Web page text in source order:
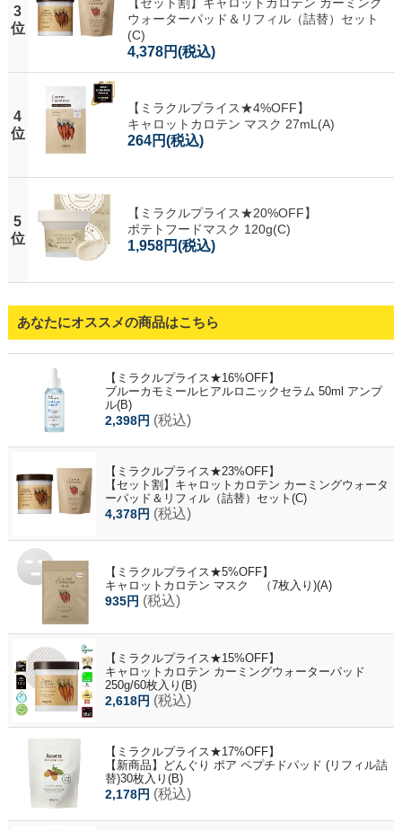
3
位
ウォーターパッド＆リフィル（詰替）セット
(C)
4,378円(税込)
4
位
【ミラクルプライス★4%OFF】
キャロットカロテン マスク 27mL(A)
264円(税込)
5
位
【ミラクルプライス★20%OFF】
ポテトフードマスク 120g(C)
1,958円(税込)
あなたにオススメの商品はこちら
【ミラクルプライス★16%OFF】
ブルーカモミールヒアルロニックセラム 50ml アンプ
ル(B)
2,398円 (税込)
【ミラクルプライス★23%OFF】
【セット割】キャロットカロテン カーミングウォータ
ーパッド＆リフィル（詰替）セット(C)
4,378円 (税込)
【ミラクルプライス★5%OFF】
キャロットカロテン マスク （7枚入り)(A)
935円 (税込)
【ミラクルプライス★15%OFF】
キャロットカロテン カーミングウォーターパッド
250g/60枚入り(B)
2,618円 (税込)
【ミラクルプライス★17%OFF】
【新商品】どんぐり ポア ペプチドパッド (リフィル詰
替)30枚入り(B)
2,178円 (税込)